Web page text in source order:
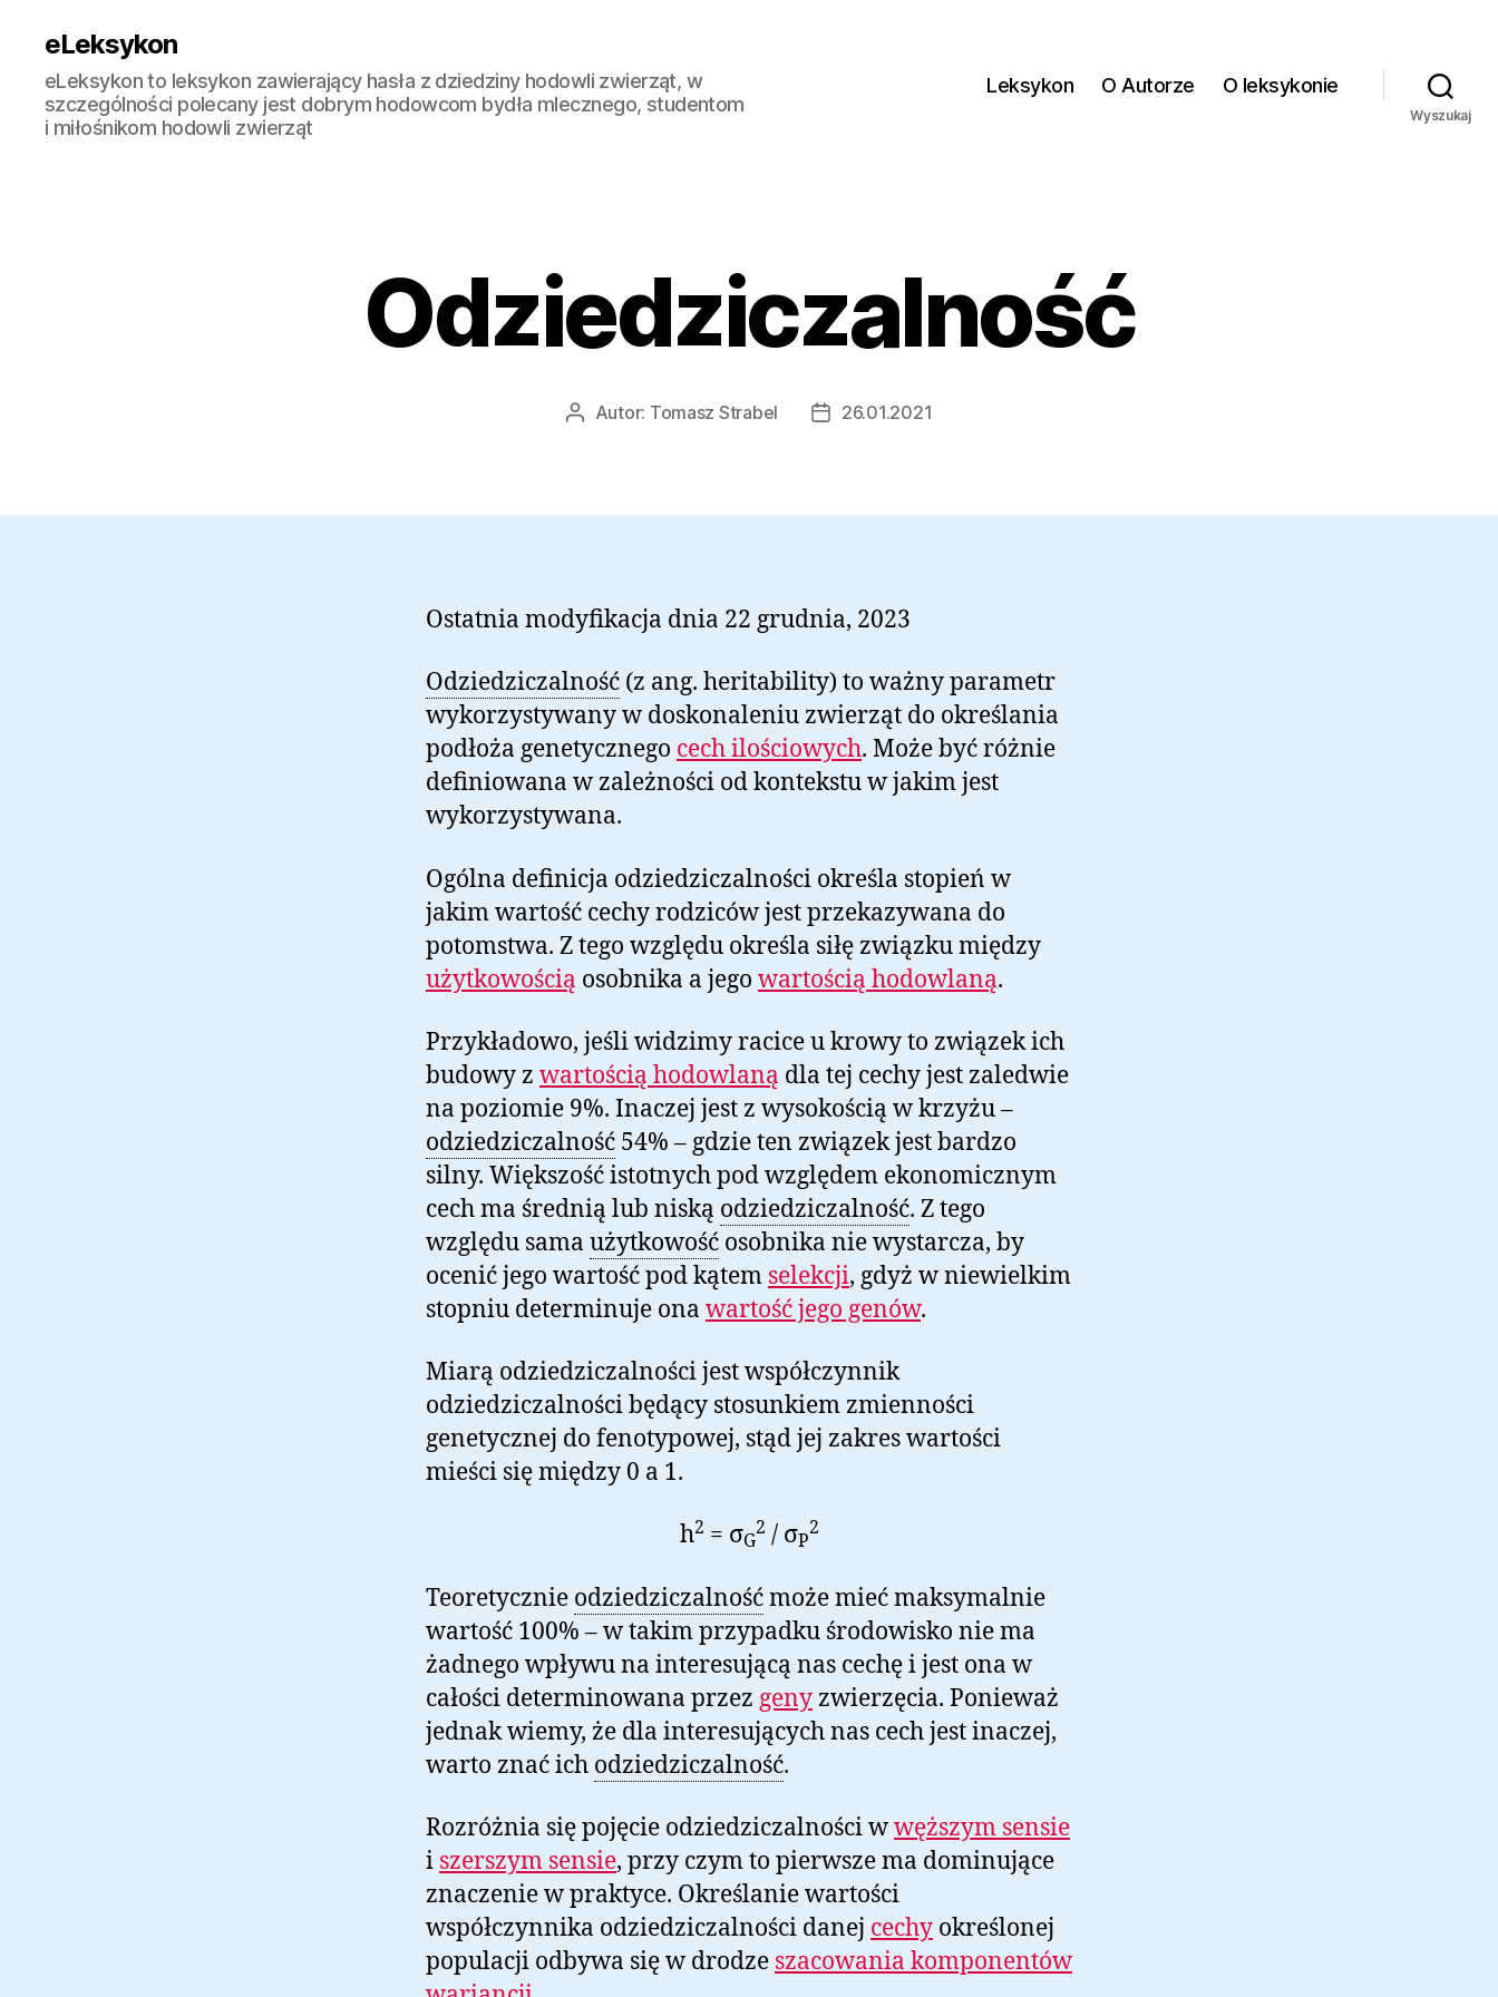
eLeksykon
eLeksykon to leksykon zawierający hasła z dziedziny hodowli zwierząt, w
szczególności polecany jest dobrym hodowcom bydła mlecznego, studentom
i miłośnikom hodowli zwierząt
Leksykon O Autorze O leksykonie
Wyszukaj
Odziedziczalność
AutorAutor: Tomasz Strabel
Data26.01.2021
Ostatnia modyfikacja dnia 22 grudnia, 2023
Odziedziczalność (z ang. heritability) to ważny parametr
wykorzystywany w doskonaleniu zwierząt do określania
podłoża genetycznego cech ilościowych. Może być różnie
definiowana w zależności od kontekstu w jakim jest
wykorzystywana.
Ogólna definicja odziedziczalności określa stopień w
jakim wartość cechy rodziców jest przekazywana do
potomstwa. Z tego względu określa siłę związku między
użytkowością osobnika a jego wartością hodowlaną.
Przykładowo, jeśli widzimy racice u krowy to związek ich
budowy z wartością hodowlaną dla tej cechy jest zaledwie
na poziomie 9%. Inaczej jest z wysokością w krzyżu –
odziedziczalność 54% – gdzie ten związek jest bardzo
silny. Większość istotnych pod względem ekonomicznym
cech ma średnią lub niską odziedziczalność. Z tego
względu sama użytkowość osobnika nie wystarcza, by
ocenić jego wartość pod kątem selekcji, gdyż w niewielkim
stopniu determinuje ona wartość jego genów.
Miarą odziedziczalności jest współczynnik
odziedziczalności będący stosunkiem zmienności
genetycznej do fenotypowej, stąd jej zakres wartości
mieści się między 0 a 1.
h2 = σG
2 / σP
2
Teoretycznie odziedziczalnośćmoże mieć maksymalnie
wartość 100% – w takim przypadku środowisko nie ma
żadnego wpływu na interesującą nas cechę i jest ona w
całości determinowana przez genyzwierzęcia. Ponieważ
jednak wiemy, że dla interesujących nas cech jest inaczej,
warto znać ich odziedziczalność.
Rozróżnia się pojęcie odziedziczalności wwęższym sensie
i szerszym sensie, przy czym to pierwsze ma dominujące
znaczenie w praktyce. Określanie wartości
współczynnika odziedziczalności danej cechy określonej
populacji odbywa się w drodze szacowania komponentów